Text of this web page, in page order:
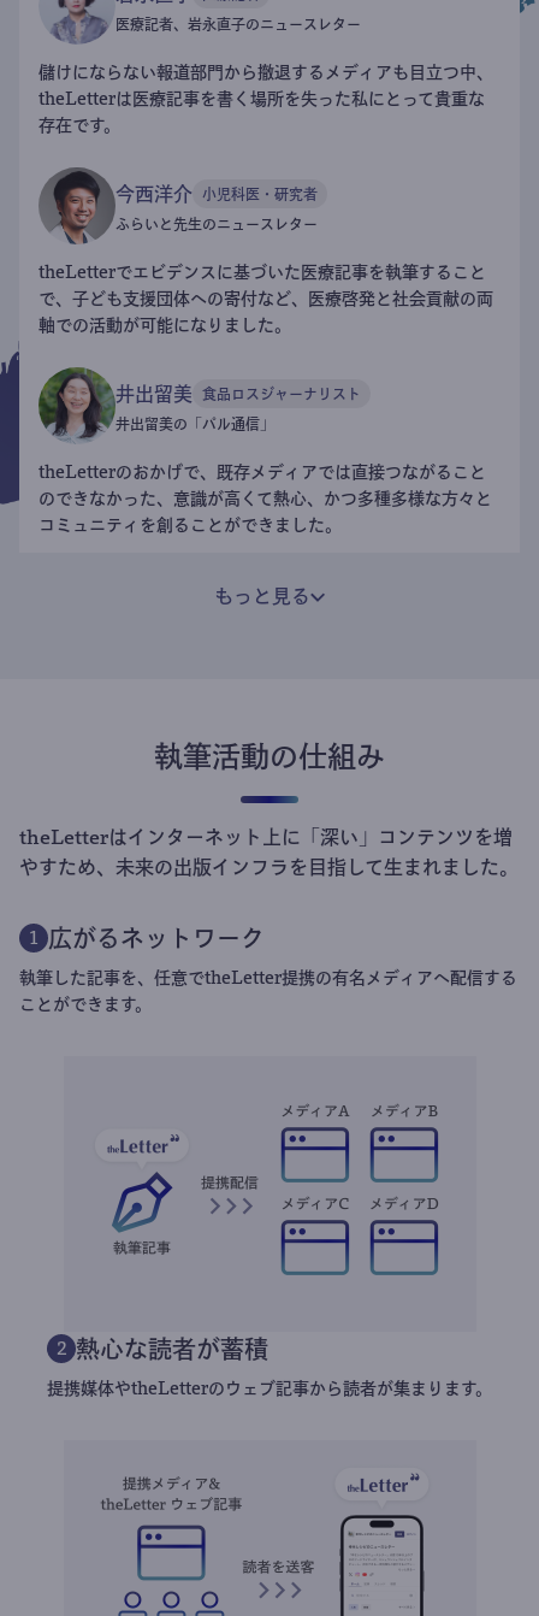
医療記者、岩永直子のニュースレター
儲けにならない報道部門から撤退するメディアも目立つ中、
theLetterは医療記事を書く場所を失った私にとって貴重な
存在です。
今西洋介 小児科医・研究者
ふらいと先生のニュースレター
theLetterでエビデンスに基づいた医療記事を執筆すること
で、子ども支援団体への寄付など、医療啓発と社会貢献の両
軸での活動が可能になりました。
井出留美 食品ロスジャーナリスト
井出留美の「パル通信」
theLetterのおかげで、既存メディアでは直接つながること
のできなかった、意識が高くて熱心、かつ多種多様な方々と
コミュニティを創ることができました。
もっと見る
執筆活動の仕組み
theLetterはインターネット上に「深い」コンテンツを増
やすため、未来の出版インフラを目指して生まれました。
1 広がるネットワーク
執筆した記事を、任意でtheLetter提携の有名メディアへ配信する
ことができます。
2 熱心な読者が蓄積
提携媒体やtheLetterのウェブ記事から読者が集まります。